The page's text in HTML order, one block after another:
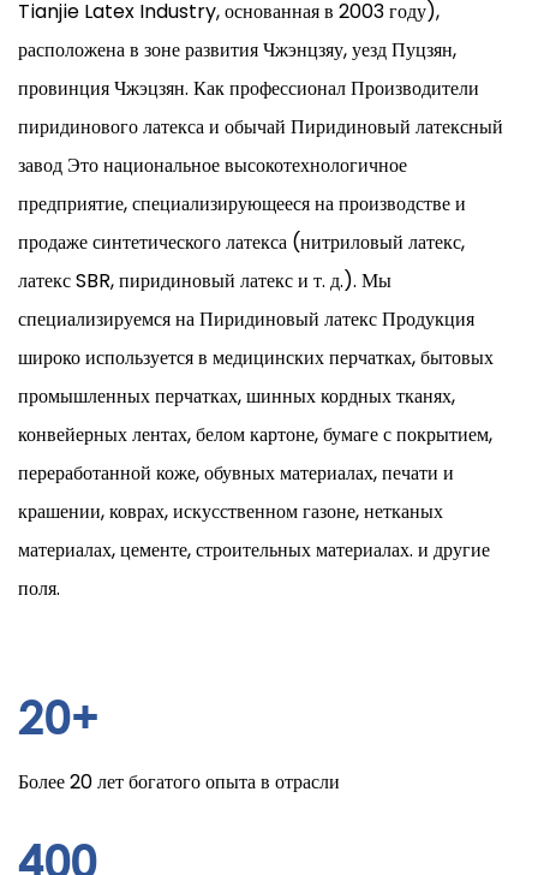
Tianjie Latex Industry, основанная в 2003 году),
расположена в зоне развития Чжэнцзяу, уезд Пуцзян,
провинция Чжэцзян. Как профессионалПроизводители
пиридинового латексаи обычай Пиридиновый латексный
заводЭто национальное высокотехнологичное
предприятие, специализирующееся на производстве и
продаже синтетического латекса (нитриловый латекс,
латекс SBR, пиридиновый латекс и т. д.). Мы
специализируемся наПиридиновый латексПродукция
широко используется в медицинских перчатках, бытовых
промышленных перчатках, шинных кордных тканях,
конвейерных лентах, белом картоне, бумаге с покрытием,
переработанной коже, обувных материалах, печати и
крашении, коврах, искусственном газоне, нетканых
материалах, цементе, строительных материалах. и другие
поля.
20+
Более 20 лет богатого опыта в отрасли
400